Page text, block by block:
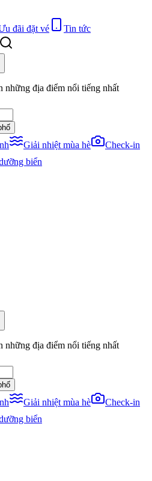
đãi đặt vé Tin tức
những địa điểm nổi tiếng nhất
Giải nhiệt mùa hè
Check-in
biển
những địa điểm nổi tiếng nhất
Giải nhiệt mùa hè
Check-in
biển